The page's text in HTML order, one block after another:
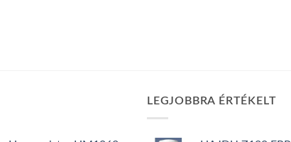
LEGJOBBRA ÉRTÉKELT